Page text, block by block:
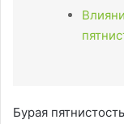
Бурая